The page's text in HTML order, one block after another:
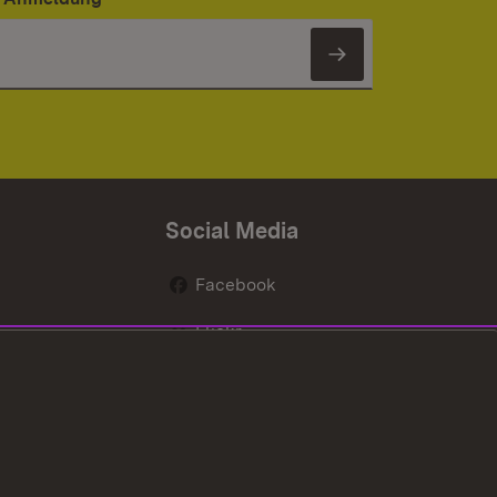
Newsletter
Social Media
Facebook
Flickr